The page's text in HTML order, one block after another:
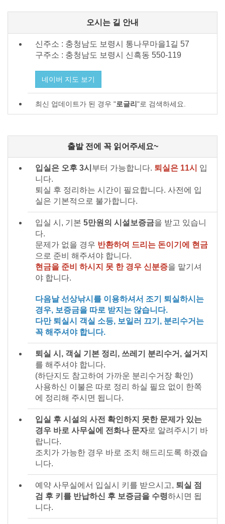
오시는 길 안내
신주소 : 충청남도 보령시 통나무마을1길 57
구주소 : 충청남도 보령시 신흑동 550-119
네이버 지도 보기
최신 업데이트가 된 경우 "로글리 "로 검색하세요.
출발 전에 꼭 읽어주세요~
입실은 오후 3시 부터 가능합니다. 퇴실은 11시
입
니다.
퇴실 후 정리하는 시간이 필요합니다. 사전에 입
실은 기본적으로 불가합니다.
입실 시, 기본 5만원의 시설보증금을 받고 있습니
다.
문제가 없을 경우 반환하여 드리는 돈이기에 현금
으로 준비 해주셔야 합니다.
현금을 준비 하시지 못 한 경우 신분증을 맡기셔
야 합니다.
다음날 선상낚시를 이용하셔서 조기 퇴실하시는
경우, 보증금을 따로 받지는 않습니다.
다만 퇴실시 객실 소등, 보일러 끄기, 분리수거는
꼭 해주셔야 합니다.
퇴실 시, 객실 기본 정리, 쓰레기 분리수거, 설거지
를 해주셔야 합니다.
(하단지도 참고하여 가까운 분리수거장 확인)
사용하신 이불은 따로 정리 하실 필요 없이 한쪽
에 정리해 주시면 됩니다.
입실 후 시설의 사전 확인하지 못한 문제가 있는
경우 바로 사무실에 전화나 문자로 알려주시기 바
랍니다.
조치가 가능한 경우 바로 조치 해드리도록 하겠습
니다.
예약 사무실에서 입실시 키를 받으시고, 퇴실 점
검 후 키를 반납하신 후 보증금을 수령하시면 됩
니다.